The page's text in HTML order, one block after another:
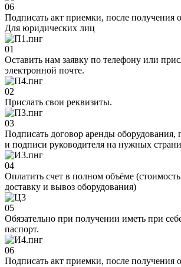
06
Подписать акт приемки, после получения
Для юридических лиц
01
Оставить нам заявку по телефону или
электронной почте.
02
Прислать свои реквизиты.
03
Подписать договор аренды оборудования,
и подписи руководителя на нужных
04
Оплатить счет в полном объёме (стоимость
доставку и вывоз оборудования)
05
Обязательно при получении иметь при
паспорт.
06
Подписать акт приемки, после получения